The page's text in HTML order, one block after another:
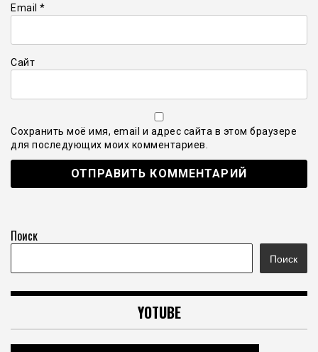
Email *
Сайт
Сохранить моё имя, email и адрес сайта в этом браузере
для последующих моих комментариев.
Поиск
Поиск
YOTUBE